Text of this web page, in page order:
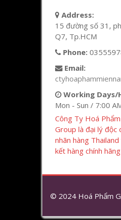
Address:
15 đường số 31,
Q7, Tp.HCM
Phone:
Email:
Working Days/
Mon - Sun / 7:00
Công Ty Hoá
Group là đại lý độc
nhãn hàng
kết hàng chính
© 2024 Hoá Phẩm